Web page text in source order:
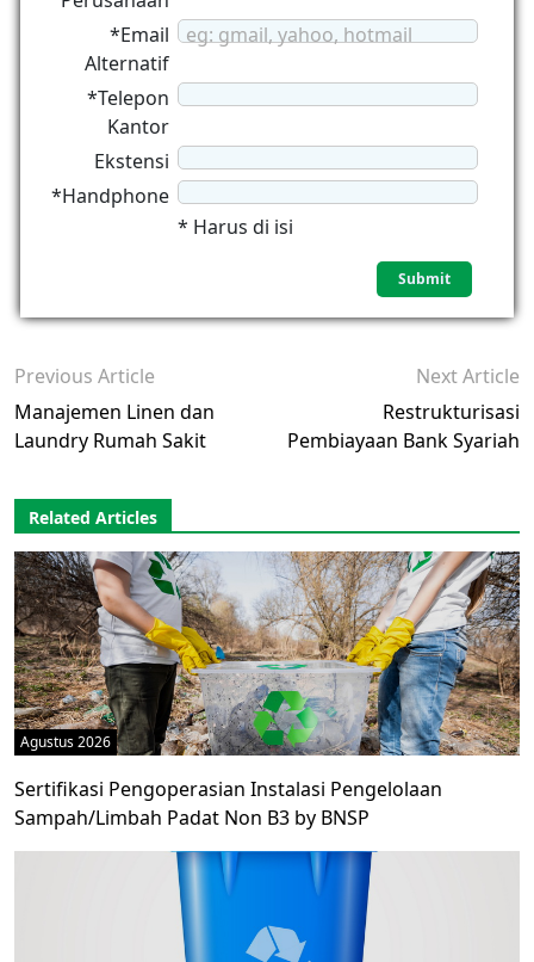
*Email
Alternatif
eg: gmail, yahoo, hotmail
*Telepon
Kantor
Ekstensi
*Handphone
* Harus di isi
Previous Article
Manajemen Linen dan
Laundry Rumah Sakit
Next Article
Restrukturisasi
Pembiayaan Bank Syariah
Related Articles
Agustus 2026
Sertifikasi Pengoperasian Instalasi Pengelolaan
Sampah/Limbah Padat Non B3 by BNSP